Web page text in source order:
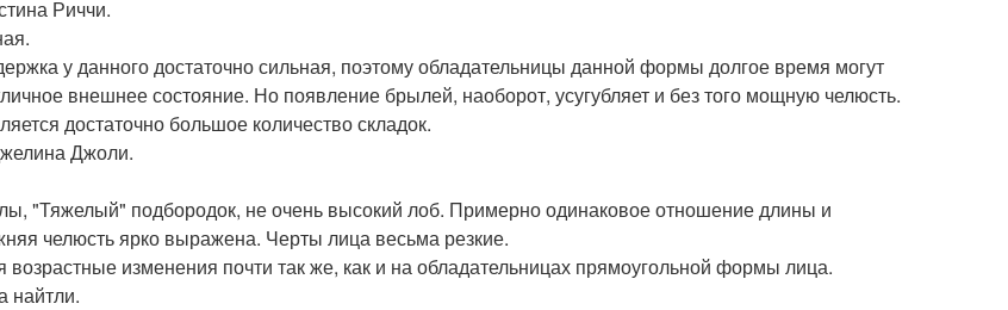
Риччи.
у данного достаточно сильная, поэтому обладательницы данной формы долгое время могут
внешнее состояние. Но появление брылей, наоборот, усугубляет и без того мощную челюсть.
достаточно большое количество складок.
Джоли.
"Тяжелый" подбородок, не очень высокий лоб. Примерно одинаковое отношение длины и
челюсть ярко выражена. Черты лица весьма резкие.
возрастные изменения почти так же, как и на обладательницах прямоугольной формы лица.
найтли.